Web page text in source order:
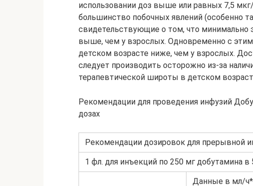
использовании доз выше или равных 7,5
большинство побочных явлений (особенно
свидетельствующие о том, что минимально
выше, чем у взрослых. Одновременно с
детском возрасте ниже, чем у взрослых.
следует производить осторожно из-за
терапевтической широты в детском
Рекомендации для проведения инфузий
дозах
Рекомендации дозировок для прерывной
1 фл. для инъекций по 250 мг добутамина в
Данные в мл/